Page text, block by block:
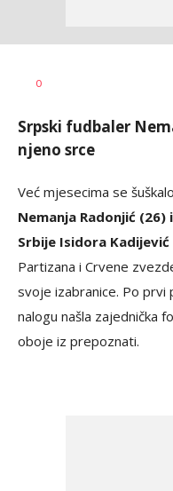
AUTOR
0
Srpski fudbaler
njeno srce
Već mjesecima se
Nemanja Radonjić
Srbije Isidora Kadijević
Partizana i Crvene
svoje izabranice. Po
nalogu našla zajednička
oboje iz prepoznati.